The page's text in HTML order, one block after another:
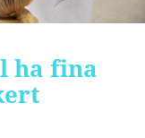
ha fina